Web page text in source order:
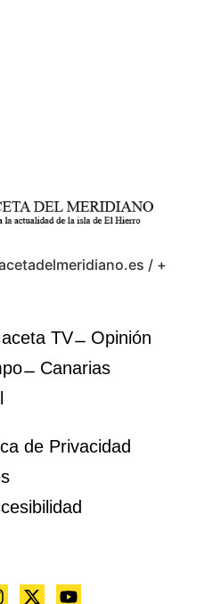
/ +
TV
Opinión
Canarias
de Privacidad